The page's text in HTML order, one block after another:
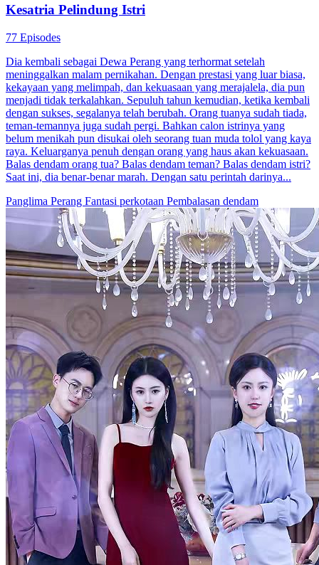
Kesatria Pelindung Istri
77 Episodes
Dia kembali sebagai Dewa Perang yang terhormat setelah
meninggalkan malam pernikahan. Dengan prestasi yang luar biasa,
kekayaan yang melimpah, dan kekuasaan yang merajalela, dia pun
menjadi tidak terkalahkan. Sepuluh tahun kemudian, ketika kembali
dengan sukses, segalanya telah berubah. Orang tuanya sudah tiada,
teman-temannya juga sudah pergi. Bahkan calon istrinya yang
belum menikah pun disukai oleh seorang tuan muda tolol yang kaya
raya. Keluarganya penuh dengan orang yang haus akan kekuasaan.
Balas dendam orang tua? Balas dendam teman? Balas dendam istri?
Saat ini, dia benar-benar marah. Dengan satu perintah darinya...
Panglima Perang Fantasi perkotaan Pembalasan dendam